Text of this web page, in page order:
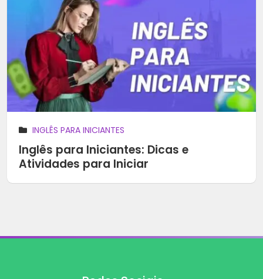
INGLÊS PARA INICIANTES
Inglês para Iniciantes: Dicas e
Atividades para Iniciar